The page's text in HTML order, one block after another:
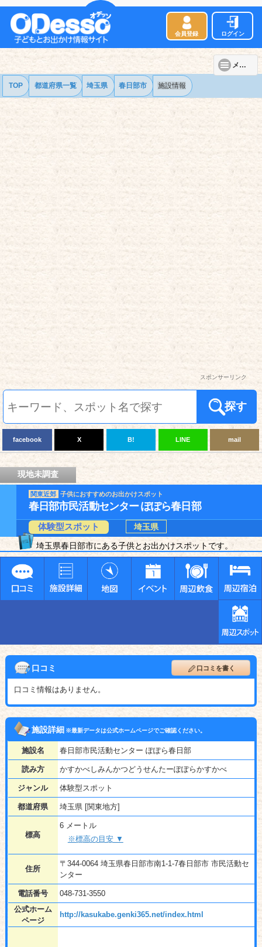
会員登録 ログイン
メニュー
TOP 都道府県一覧 埼玉県 春日部市 施設情報
スポンサーリンク
探す
facebook X B! LINE mail
現地未調査
関東近郊 子供におすすめのお出かけスポット
春日部市民活動センター ぽぽら春日部
体験型スポット
埼玉県
埼玉県春日部市にある子供とお出かけスポットです。
口コミ 口コミを書く
口コミ情報はありません。
施設詳細※最新データは公式ホームページでご確認ください。
施設名 春日部市民活動センター ぽぽら春日部
読み方 かすかべしみんかつどうせんたーぽぽらかすかべ
ジャンル 体験型スポット
都道府県 埼玉県 [関東地方]
標高
6 メートル
※標高の目安 ▼
住所
〒344-0064 埼玉県春日部市南1-1-7春日部市 市民活動セ
ンター
電話番号
048-731-3550
公式ホーム
ページ
http://kasukabe.genki365.net/index.html